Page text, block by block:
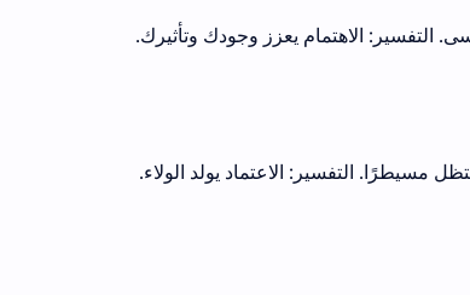
التفسير: الاهتمام يعزز وجودك وتأثيرك.
مسيطرًا. التفسير: الاعتماد يولد الولاء.